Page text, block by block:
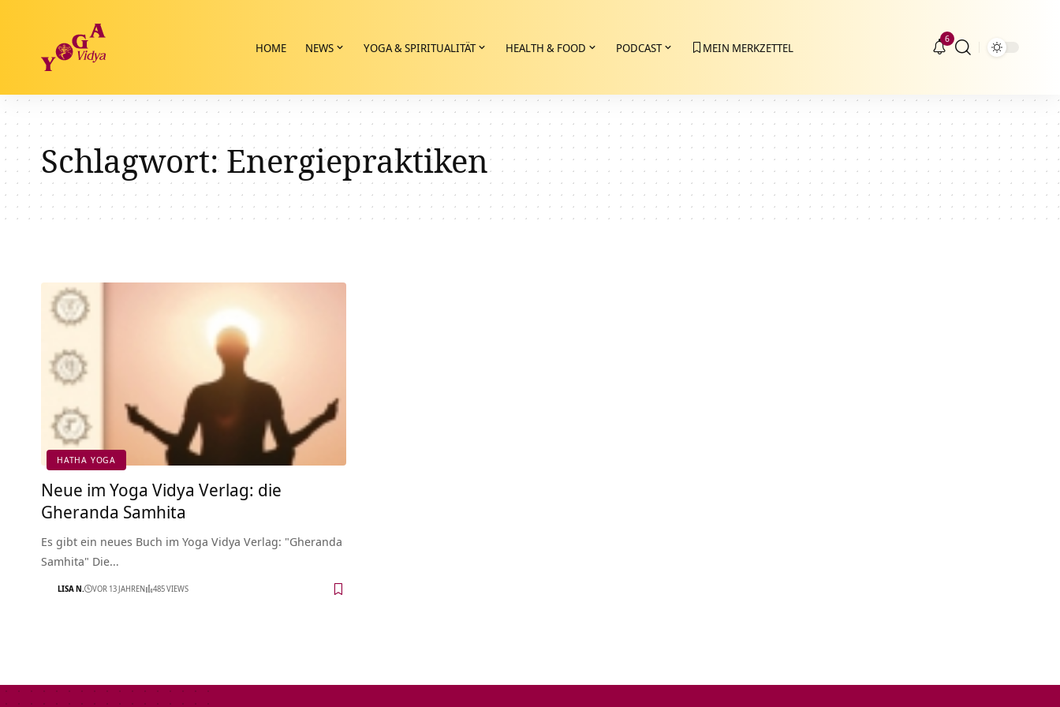
HOME NEWS YOGA & SPIRITUALITÄT HEALTH & FOOD PODCAST MEIN MERKZETTEL
6
Schlagwort:Energiepraktiken
HATHA YOGA
Neue im Yoga Vidya Verlag: die
Gheranda Samhita
Es gibt ein neues Buch im Yoga Vidya Verlag: "Gheranda
Samhita" Die…
LISA N. VOR 13 JAHREN 485 VIEWS